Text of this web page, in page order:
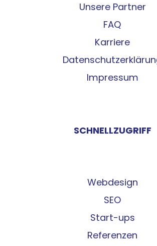
Unsere Partner
FAQ
Karriere
Impressum
SCHNELLZUGRIFF
Webdesign
SEO
Start-ups
Referenzen